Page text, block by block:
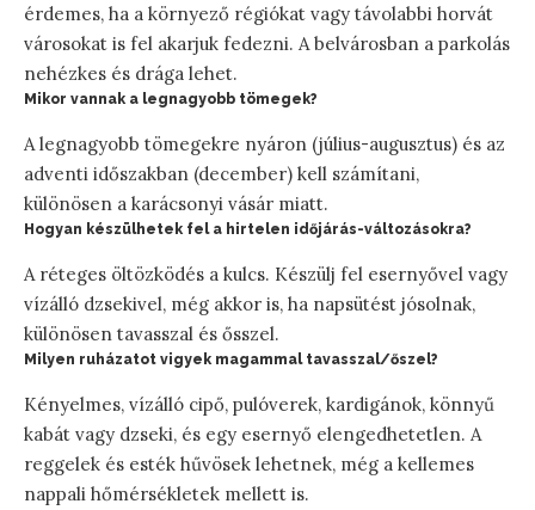
érdemes, ha a környező régiókat vagy távolabbi horvát
városokat is fel akarjuk fedezni. A belvárosban a parkolás
nehézkes és drága lehet.
Mikor vannak a legnagyobb tömegek?
A legnagyobb tömegekre nyáron (július-augusztus) és az
adventi időszakban (december) kell számítani,
különösen a karácsonyi vásár miatt.
Hogyan készülhetek fel a hirtelen időjárás-változásokra?
A réteges öltözködés a kulcs. Készülj fel esernyővel vagy
vízálló dzsekivel, még akkor is, ha napsütést jósolnak,
különösen tavasszal és ősszel.
Milyen ruházatot vigyek magammal tavasszal/őszel?
Kényelmes, vízálló cipő, pulóverek, kardigánok, könnyű
kabát vagy dzseki, és egy esernyő elengedhetetlen. A
reggelek és esték hűvösek lehetnek, még a kellemes
nappali hőmérsékletek mellett is.